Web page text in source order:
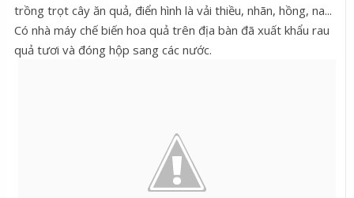
trồng trọt cây ăn quả, điển hình là vải thiều, nhãn, hồng, na...
Có nhà máy chế biến hoa quả trên địa bàn đã xuất khẩu rau
quả tươi và đóng hộp sang các nước.